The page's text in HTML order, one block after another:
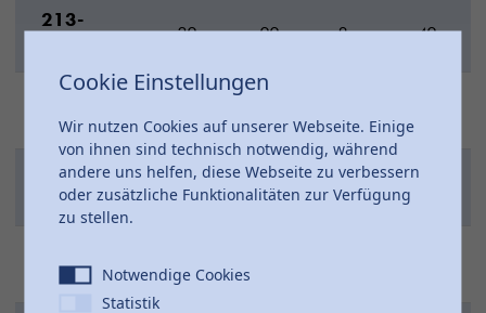
213-
32 22 8 42
213-
1501040
213-
1501050
50 31 12
1501063
Cookie Einstellungen
Wir nutzen Cookies auf unserer Webseite. Einige
von ihnen sind technisch notwendig, während
andere uns helfen, diese Webseite zu verbessern
oder zusätzliche Funktionalitäten zur Verfügung
zu stellen.
Notwendige Cookies
Statistik